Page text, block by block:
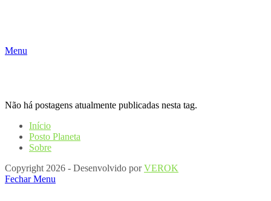
Menu
Não há postagens atualmente publicadas nesta tag.
Início
Posto Planeta
Sobre
Copyright 2026 - Desenvolvido porVEROK
Fechar Menu